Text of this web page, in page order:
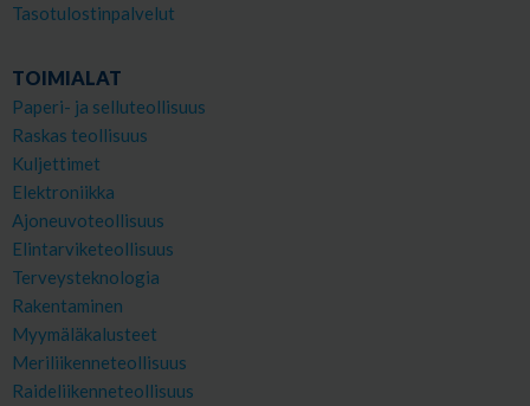
Tasotulostinpalvelut
TOIMIALAT
Paperi- ja selluteollisuus
Raskas teollisuus
Kuljettimet
Elektroniikka
Ajoneuvoteollisuus
Elintarviketeollisuus
Terveysteknologia
Rakentaminen
Myymäläkalusteet
Meriliikenneteollisuus
Raideliikenneteollisuus